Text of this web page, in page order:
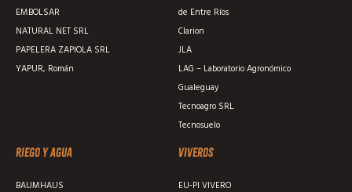
EMBOLSAR
NATURAL NET SRL
PAPELERA ZAPIOLA SRL
YAPUR, Román
de Entre Ríos
Clarion
JLA
LAG – Laboratorio Agronómico
Gualeguay
Tecnoagro SRL
Tecnosuelo
Riego y agua
BAUMHAUS
Viveros
EU-PI VIVERO